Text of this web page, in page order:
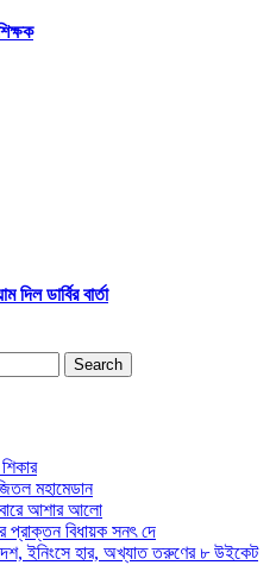
ডার্বির বার্তা
মহামেডান
আশার আলো
প্রাক্তন বিধায়ক সনৎ দে
ইনিংসে হার, অখ্যাত তরুণের ৮ উইকেট